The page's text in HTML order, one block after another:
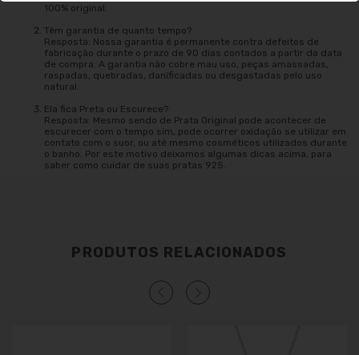
100% original.
Têm garantia de quanto tempo?
Resposta: Nossa garantia é permanente contra defeitos de
fabricação durante o prazo de 90 dias contados a partir da data
de compra. A garantia não cobre mau uso, peças amassadas,
raspadas, quebradas, danificadas ou desgastadas pelo uso
natural.
Ela fica Preta ou Escurece?
Resposta: Mesmo sendo de Prata Original pode acontecer de
escurecer com o tempo sim, pode ocorrer oxidação se utilizar em
contato com o suor, ou até mesmo cosméticos utilizados durante
o banho. Por este motivo deixamos algumas dicas acima, para
saber como cuidar de suas pratas 925.
PRODUTOS RELACIONADOS